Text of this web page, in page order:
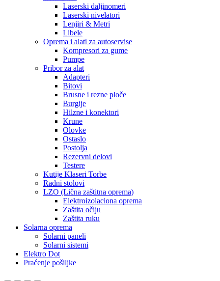
Laserski daljinomeri
Laserski nivelatori
Lenjiri & Metri
Libele
Oprema i alati za autoservise
Kompresori za gume
Pumpe
Pribor za alat
Adapteri
Bitovi
Brusne i rezne ploče
Burgije
Hilzne i konektori
Krune
Olovke
Ostaslo
Postolja
Rezervni delovi
Testere
Kutije Klaseri Torbe
Radni stolovi
LZO (Lična zaštitna oprema)
Elektroizolaciona oprema
Zaštita očiju
Zaštita ruku
Solarna oprema
Solarni paneli
Solarni sistemi
Elektro Dot
Praćenje pošiljke